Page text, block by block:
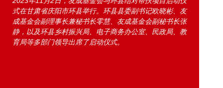
式在甘肃省庆阳市环县举行。环县县委副书记欧晓彬、友
成基金会副理事长兼秘书长零慧、友成基金会副秘书长张
静，以及环县乡村振兴局、电子商务办公室、民政局、教
育局等多部门领导出席了启动仪式。